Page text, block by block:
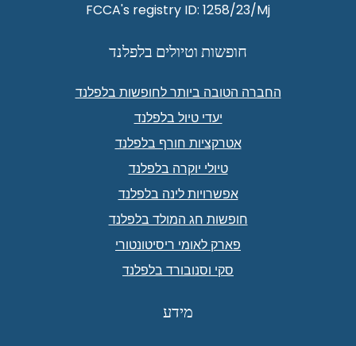
FCCA's registry ID: 1258/23/Mj
חופשות וטיולים בלפלנד
החברה הטובה ביותר לחופשות בלפלנד
יעדי טיול בלפלנד
אטרקציות חורף בלפלנד
טיולי יוקרה בלפלנד
אפשרויות לינה בלפלנד
חופשות חג המולד בלפלנד
פארק לאומי ריסיטונטורי
סקי וסנובורד בלפלנד
מידע